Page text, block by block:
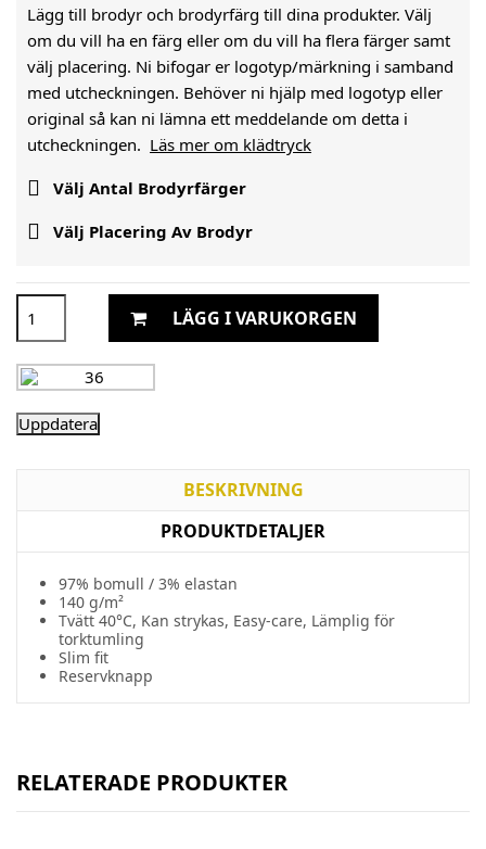
Lägg till brodyr och brodyrfärg till dina produkter. Välj
om du vill ha en färg eller om du vill ha flera färger samt
välj placering. Ni bifogar er logotyp/märkning i samband
med utcheckningen. Behöver ni hjälp med logotyp eller
original så kan ni lämna ett meddelande om detta i
utcheckningen. Läs mer om klädtryck
 Välj Antal Brodyrfärger
 Välj Placering Av Brodyr
LÄGG I VARUKORGEN
BESKRIVNING
PRODUKTDETALJER
97% bomull / 3% elastan
140 g/m²
Tvätt 40°C, Kan strykas, Easy-care, Lämplig för
torktumling
Slim fit
Reservknapp
RELATERADE PRODUKTER